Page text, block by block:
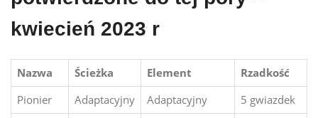
kwiecień 2023 r
Nazwa Ścieżka Element
Rzadkość
Pionier
Adaptacyjny Adaptacyjny
5 gwiazdek